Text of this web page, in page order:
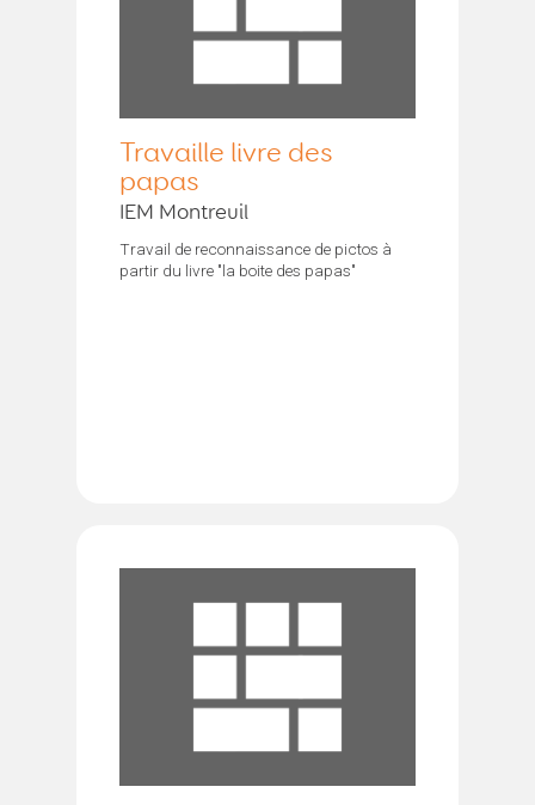
Travaille livre des
papas
IEM Montreuil
Travail de reconnaissance de pictos à
partir du livre "la boite des papas"